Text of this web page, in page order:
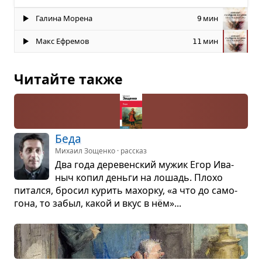
Галина Морена 9 мин
Макс Ефремов 11 мин
Читайте также
Беда
Михаил Зощенко · рассказ
Два года дере­вен­ский мужик Егор Ива­
ныч копил деньги на лошадь. Плохо
питался, бро­сил курить махорку, «а что до само­
гона, то забыл, какой и вкус в нём»...